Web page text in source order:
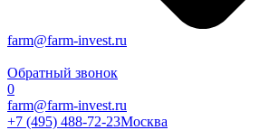
farm@farm-invest.ru
Обратный звонок
0
farm@farm-invest.ru
+7 (495) 488-72-23Москва